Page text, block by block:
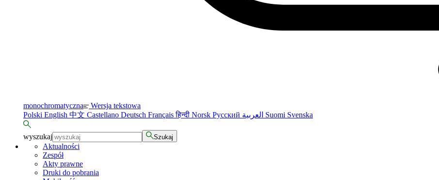
monochromatyczna Wersja tekstowa
Polski English 中文 Castellano Deutsch Françaisहिन्दी Norsk Русский Suomi Svenska
wyszukaj Szukaj
Aktualności
Zespół
Akty prawne
Druki do pobrania